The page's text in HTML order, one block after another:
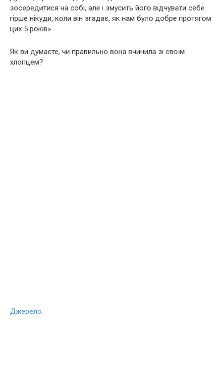
зосередитися на собі, але і змусить його відчувати себе
гірше нікуди, коли він згадає, як нам було добре протягом
цих 5 років».
Як ви думаєте, чи правильно вона вчинила зі своїм
хлопцем?
Джерело.